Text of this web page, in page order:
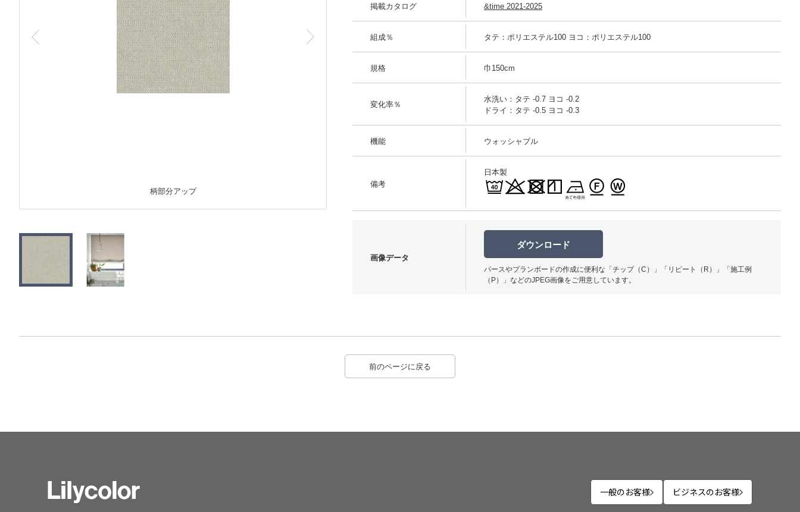
柄部分アップ 使用イメージ
掲載カタログ &time 2021-2025
組成％ タテ：ポリエステル100 ヨコ：ポリエステル100
規格 巾150cm
変化率％
水洗い：タテ -0.7 ヨコ -0.2
ドライ：タテ -0.5 ヨコ -0.3
機能 ウォッシャブル
備考
日本製
画像データ
ダウンロード
パースやプランボードの作成に便利な「チップ（C）」「リピート（R）」「施工例
（P）」などのJPEG画像をご用意しています。
前のページに戻る
一般のお客様 ビジネスのお客様